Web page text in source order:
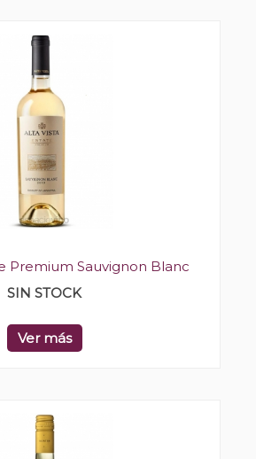
Premium Sauvignon Blanc
SIN STOCK
Ver más